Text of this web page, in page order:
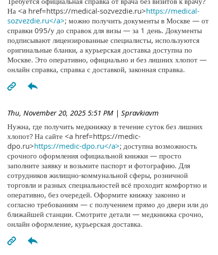
На <a href=https://medical-sozvezdie.ru>https://medical-
sozvezdie.ru</a>; можно получить документы в Москве — от
справки 095/у до справок для визы — за 1 день. Документы
подписывают лицензированные специалисты, используются
оригинальные бланки, а курьерская доставка доступна по
Москве. Это оперативно, официально и без лишних хлопот —
онлайн справка, справка с доставкой, законная справка.
Thu, November 20, 2025 5:51 PM | Spravkiavm
Нужна, где получить медкнижку в течение суток без лишних
хлопот? На сайте <a href=https://medic-
dpo.ru>https://medic-dpo.ru</a>; доступна возможность
срочного оформления официальной книжки — просто
заполните заявку и возьмите паспорт и фотографию. Для
сотрудников жилищно-коммунальной сферы, розничной
торговли и разных специальностей всё проходит комфортно и
оперативно, без очередей. Оформите книжку законно и
согласно требованиям — с получением прямо до двери или до
ближайшей станции. Смотрите детали — медкнижка срочно,
онлайн оформление, курьерская доставка.